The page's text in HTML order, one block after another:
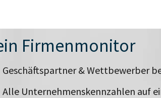
Firmenmonitor
Geschäftspartner & Wettbewerber
Alle Unternehmenskennzahlen auf